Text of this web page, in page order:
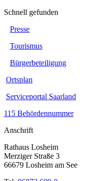
Schnell gefunden
Presse
Tourismus
Bürgerbeteiligung
Ortsplan
Serviceportal Saarland
115 Behördennummer
Anschrift
Rathaus Losheim
Merziger Straße 3
66679 Losheim am See